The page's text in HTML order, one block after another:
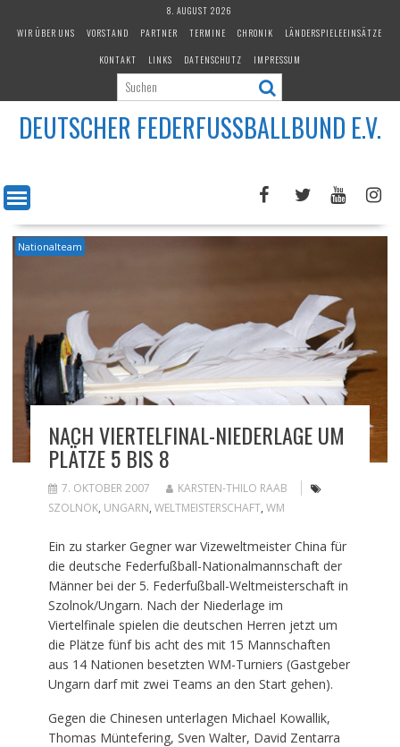
8. AUGUST 2026
WIR ÜBER UNS
VORSTAND PARTNER TERMINE CHRONIK
LÄNDERSPIELEEINSÄTZE
KONTAKT
LINKS DATENSCHUTZ IMPRESSUM
DEUTSCHER FEDERFUSSBALLBUND E.V.
Nationalteam
NACH VIERTELFINAL-NIEDERLAGE UM
PLÄTZE 5 BIS 8
7. OKTOBER 2007
KARSTEN-THILO RAAB
SZOLNOK, UNGARN, WELTMEISTERSCHAFT, WM
Ein zu starker Gegner war Vizeweltmeister China für
die deutsche Federfußball-Nationalmannschaft der
Männer bei der 5. Federfußball-Weltmeisterschaft in
Szolnok/Ungarn. Nach der Niederlage im
Viertelfinale spielen die deutschen Herren jetzt um
die Plätze fünf bis acht des mit 15 Mannschaften
aus 14 Nationen besetzten WM-Turniers (Gastgeber
Ungarn darf mit zwei Teams an den Start gehen).
Gegen die Chinesen unterlagen Michael Kowallik,
Thomas Müntefering, Sven Walter, David Zentarra